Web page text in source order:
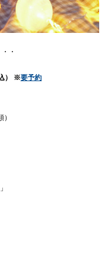
・
） ※要予約